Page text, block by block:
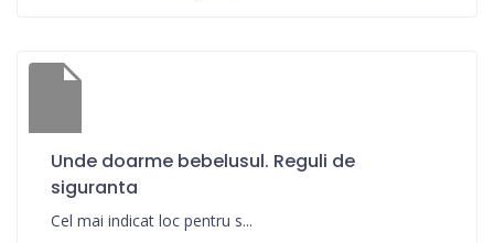
Unde doarme bebelusul. Reguli de
siguranta
Cel mai indicat loc pentru s...